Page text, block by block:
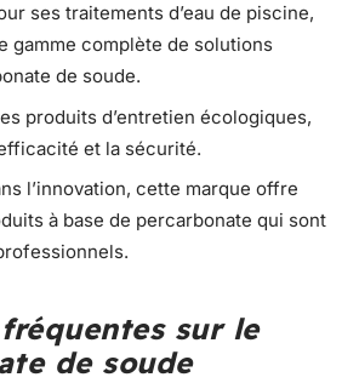
ses traitements d’eau de piscine,
gamme complète de solutions
de soude.
produits d’entretien écologiques,
et la sécurité.
l’innovation, cette marque offre
à base de percarbonate qui sont
sur le
de soude